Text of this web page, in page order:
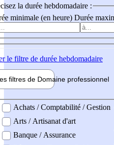
la durée hebdomadaire :
minimale (en heure) Durée
le filtre de durée hebdomadaire
filtres de Domaine professionnel
professionel
Achats / Comptabilité / Gestion
Arts / Artisanat d'art
Banque / Assurance